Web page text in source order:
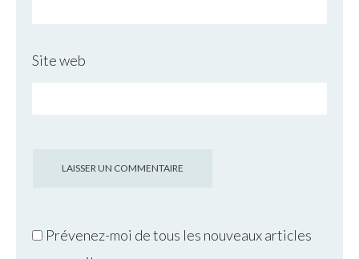
Site web
Prévenez-moi de tous les nouveaux articles